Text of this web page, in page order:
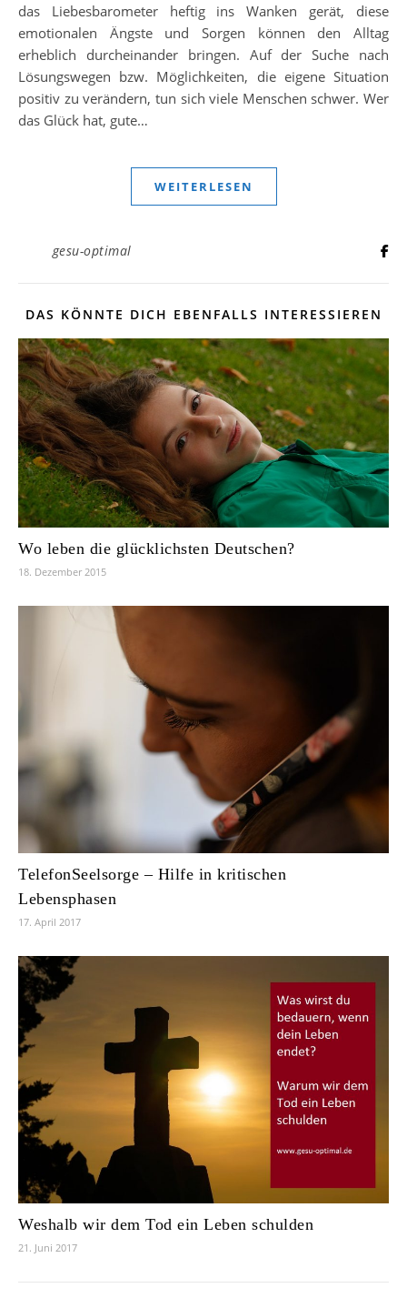
das Liebesbarometer heftig ins Wanken gerät, diese
emotionalen Ängste und Sorgen können den Alltag
erheblich durcheinander bringen. Auf der Suche nach
Lösungswegen bzw. Möglichkeiten, die eigene Situation
positiv zu verändern, tun sich viele Menschen schwer. Wer
das Glück hat, gute…
WEITERLESEN
gesu-optimal
DAS KÖNNTE DICH EBENFALLS INTERESSIEREN
Wo leben die glücklichsten Deutschen?
18. Dezember 2015
TelefonSeelsorge – Hilfe in kritischen
Lebensphasen
17. April 2017
Weshalb wir dem Tod ein Leben schulden
21. Juni 2017